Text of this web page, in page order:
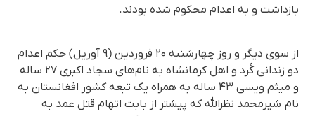
بازداشت و به اعدام محکوم شده بودند.
از سوی دیگر و روز چهارشنبه ۲۰ فروردین (۹ آوریل) حکم اعدام
دو زندانی کُرد و اهل کرمانشاه به نام‌های سجاد اکبری ۲۷ ساله
و میثم ویسی ۴۳ ساله به همراه یک تبعه کشور افغانستان به
نام شیرمحمد نظرالله که پیشتر از بابت اتهام قتل عمد به